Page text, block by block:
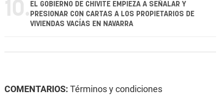
10. EL GOBIERNO DE CHIVITE EMPIEZA A SEÑALAR Y
PRESIONAR CON CARTAS A LOS PROPIETARIOS DE
VIVIENDAS VACÍAS EN NAVARRA
COMENTARIOS: Términos y condiciones